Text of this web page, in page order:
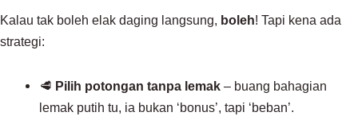
Kalau tak boleh elak daging langsung, boleh! Tapi kena ada
strategi:
🥩 Pilih potongan tanpa lemak – buang bahagian
lemak putih tu, ia bukan ‘bonus’, tapi ‘beban’.